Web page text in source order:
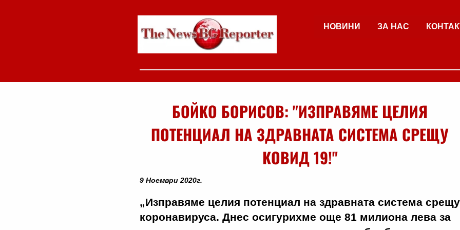
НОВИНИ ЗА НАС
БОЙКО БОРИСОВ: "ИЗПРАВЯМЕ ЦЕЛИЯ
ПОТЕНЦИАЛ НА ЗДРАВНАТА СИСТЕМА СРЕЩУ
КОВИД 19!"
9 Ноември 2020г.
„Изправяме целия потенциал на здравната система срещу
коронавируса. Днес осигурихме още 81 милиона лева за